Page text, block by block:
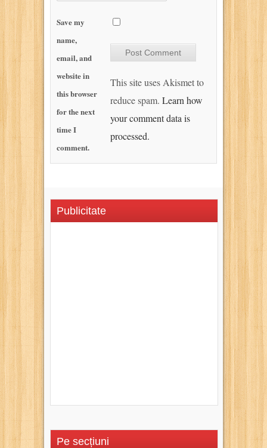
Save my
name,
email, and
website in
this browser
for the next
time I
comment.
This site uses Akismet to
reduce spam. Learn how
your comment data is
processed.
Publicitate
Pe secțiuni